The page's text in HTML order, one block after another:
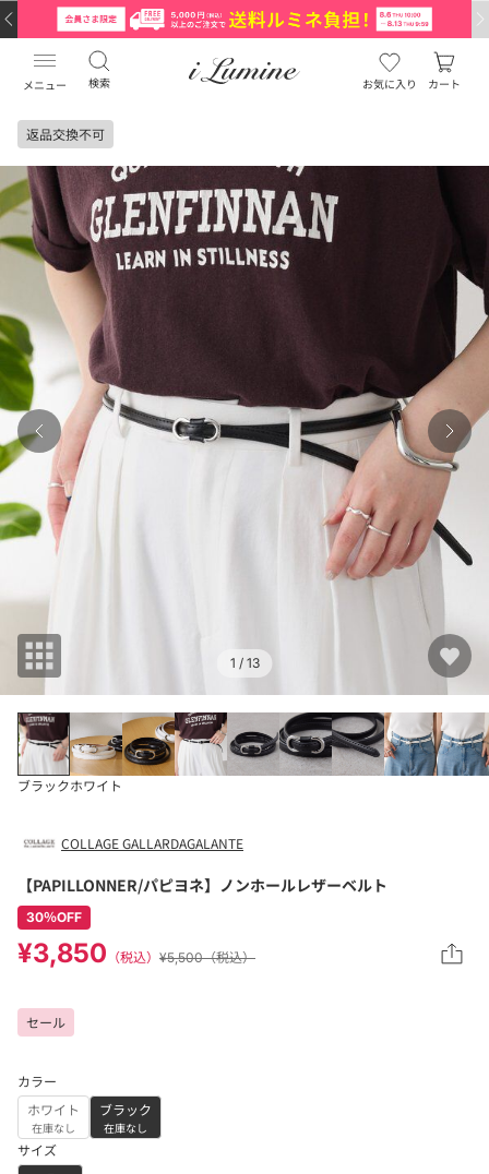
メニュー 検索 お気に入り カート
返品交換不可
1 / 13
ブラックホワイト
COLLAGE GALLARDAGALANTE
【PAPILLONNER/パピヨネ】ノンホールレザーベルト
30％OFF
¥3,850 （税込） ¥5,500（税込）
セール
カラー
ホワイト
在庫なし
ブラック
在庫なし
サイズ